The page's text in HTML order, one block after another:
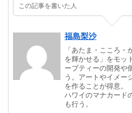
この記事を書いた人
福島梨沙
「あたま・こころ
を輝かせる」をモッ
ーブティーの開発や
う。アートやイメー
を作ることが得意。
ハワイのマナカード
も行う。